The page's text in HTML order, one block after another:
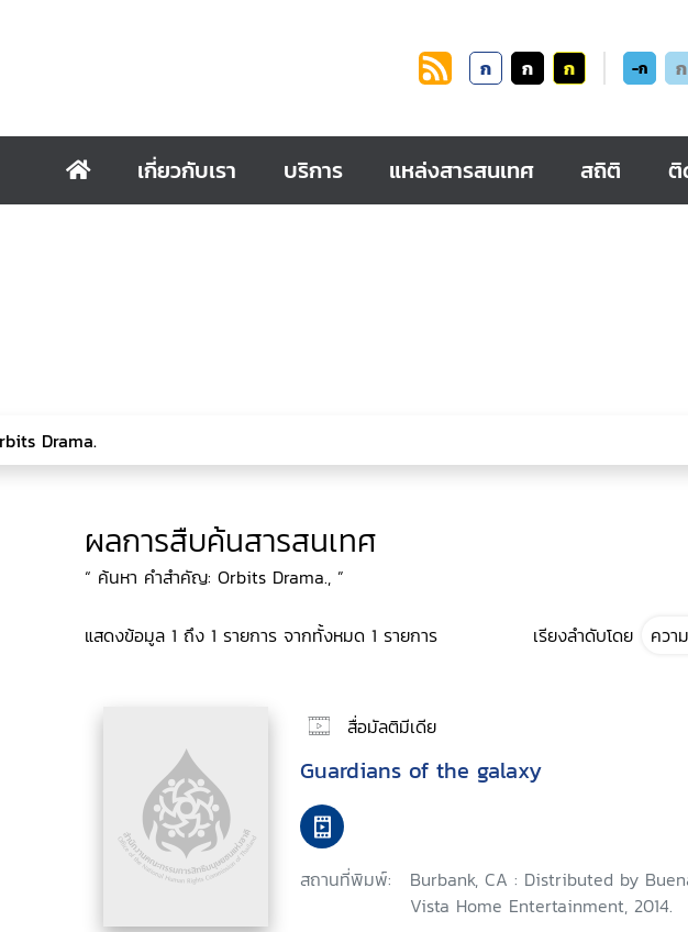
ก ก ก -ก ก
เกี่ยวกับเรา บริการ แหล่งสารสนเทศ สถิติ ติ
ผลการสืบค้นสารสนเทศ
“ ค้นหา คำสำคัญ: Orbits Drama., ”
แสดงข้อมูล 1 ถึง 1 รายการ จากทั้งหมด 1 รายการ เรียงลำดับโดย
สื่อมัลติมีเดีย
Guardians of the galaxy
สถานที่พิมพ์:
Burbank, CA : Distributed by
Vista Home Entertainment, 2014.